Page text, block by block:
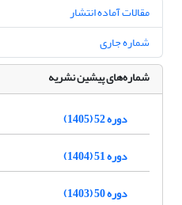
مقالات آماده انتشار
شماره جاری
شماره‌های پیشین نشریه
دوره 52 (1405)
دوره 51 (1404)
دوره 50 (1403)